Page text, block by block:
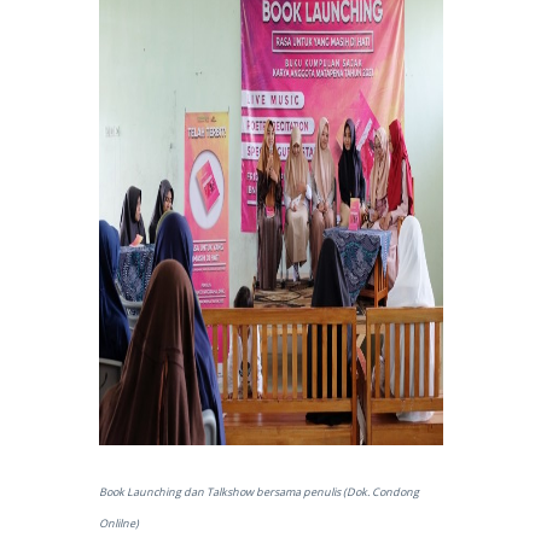
Book Launching dan Talkshow bersama penulis (Dok. Condong
Onlilne)